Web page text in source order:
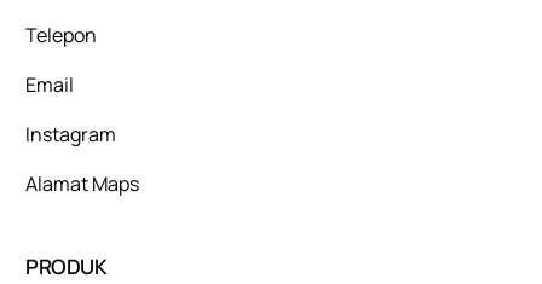
Telepon
Email
Instagram
Alamat Maps
PRODUK